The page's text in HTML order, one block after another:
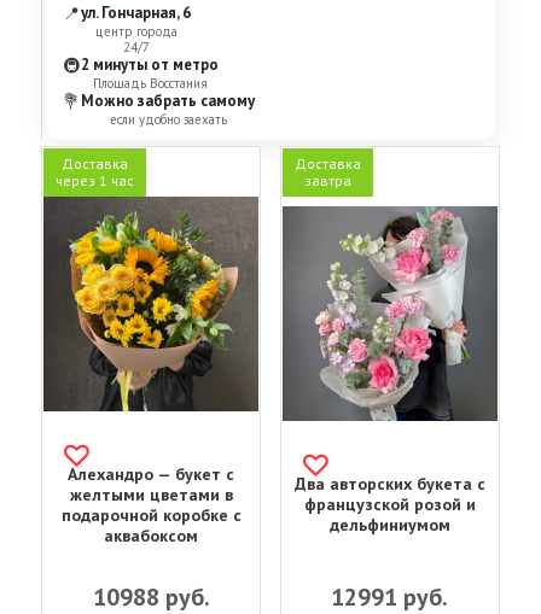
📍ул. Гончарная, 6
центр города
24/7
🚇2 минуты от метро
Площадь Восстания
💐 Можно забрать самому
если удобно заехать
Доставка
через 1 час
Алехандро — букет с
желтыми цветами в
подарочной коробке с
аквабоксом
10988 руб.
Доставка
завтра
Два авторских букета с
французской розой и
дельфиниумом
12991 руб.